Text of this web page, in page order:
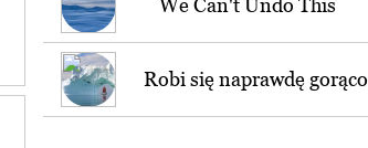
We Can't Undo This
Robi się naprawdę gorąco